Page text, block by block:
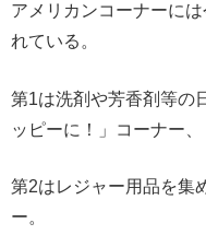
アメリカンコーナーに
れている。
第1は洗剤や芳香剤等の
ッピーに！」コーナー、
第2はレジャー用品を集
ー。